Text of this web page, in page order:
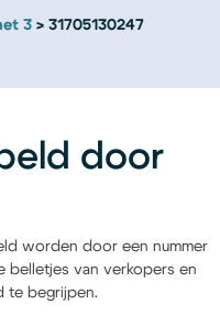
3 31705130247
door
worden door een nummer
belletjes van verkopers en
te begrijpen.